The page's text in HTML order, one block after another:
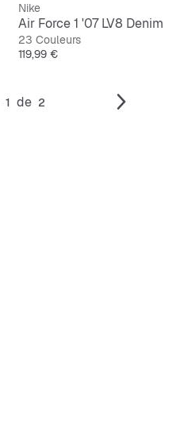
Nike
Air Force 1 '07 LV8 Denim
23 Couleurs
Prix
119,99 €
1 de 2